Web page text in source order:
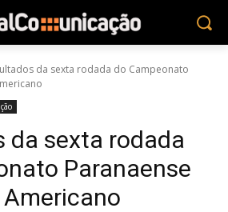
da sexta rodada do Campeonato
da sexta rodada
Paranaense